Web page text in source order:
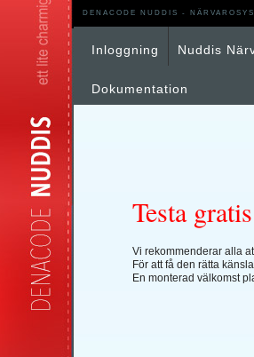
DENACODE NUDDIS -
Inloggning Nuddis
Dokumentation
Testa
Vi rekommenderar alla
För att få den rätta
En monterad välkomst